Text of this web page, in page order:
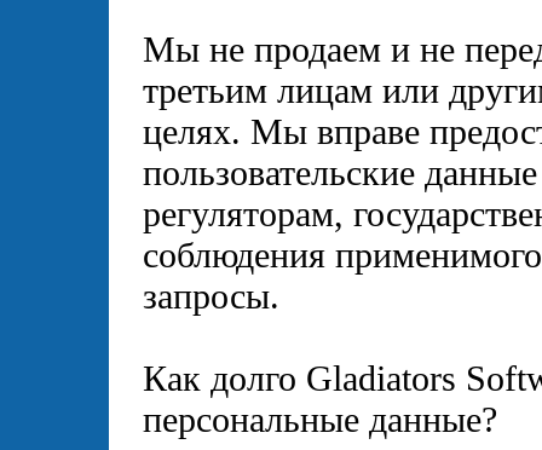
Мы не продаем и не
третьим лицам или
целях. Мы вправе
пользовательские
регуляторам,
соблюдения
запросы.
Как долго Gladiators
персональные данные?